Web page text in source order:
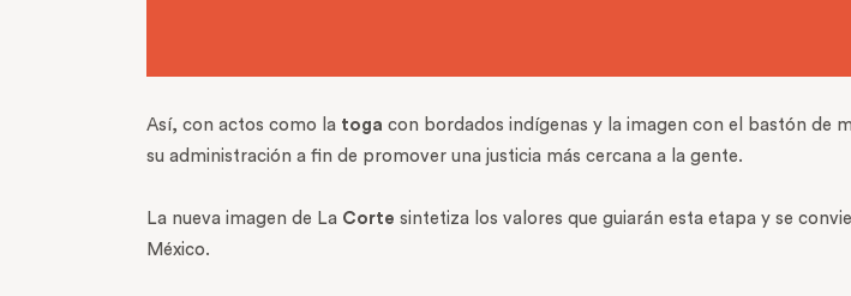
Así, con actos como la toga con bordados indígenas y la imagen con el bastón de
su administración a fin de promover una justicia más cercana a la gente.
La nueva imagen de La Corte sintetiza los valores que guiarán esta etapa y se
México.